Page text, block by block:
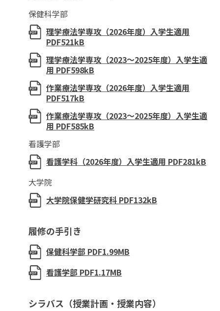
保健科学部
理学療法学専攻（2026年度）入学生適用
PDF521kB
理学療法学専攻（2023～2025年度）入学生適
用 PDF598kB
作業療法学専攻（2026年度）入学生適用
PDF517kB
作業療法学専攻（2023～2025年度）入学生適
用 PDF585kB
看護学部
看護学科（2026年度）入学生適用 PDF281kB
大学院
大学院保健学研究科 PDF132kB
履修の手引き
保健科学部 PDF1.99MB
看護学部 PDF1.17MB
シラバス（授業計画・授業内容）